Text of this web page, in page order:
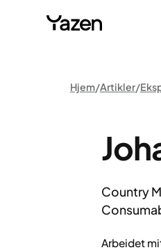
Hjem Artikler
Country
Arbeidet